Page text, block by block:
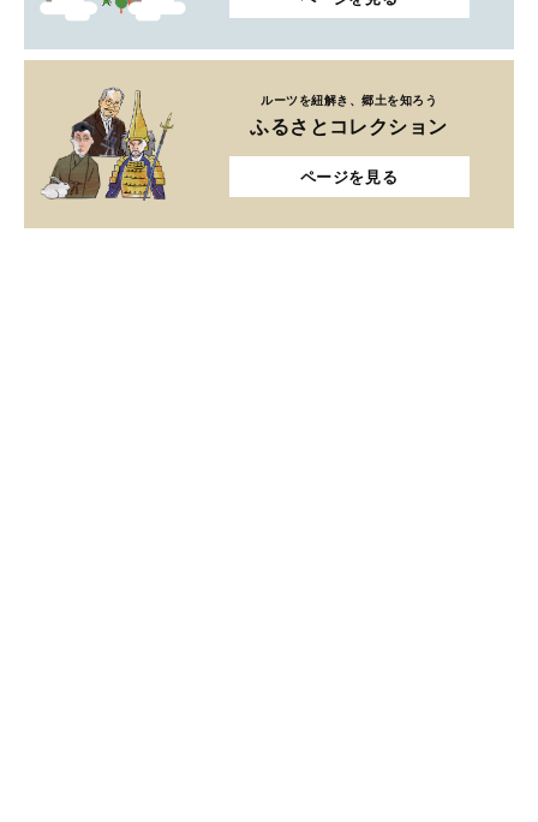
ルーツを紐解き、郷土を知ろう
ふるさとコレクション
ページを見る